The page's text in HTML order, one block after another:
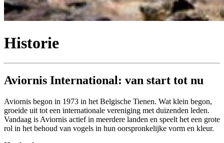
Historie
Aviornis International: van start tot nu
Aviornis begon in 1973 in het Belgische Tienen. Wat klein begon,
groeide uit tot een internationale vereniging met duizenden leden.
Vandaag is Aviornis actief in meerdere landen en speelt het een grote
rol in het behoud van vogels in hun oorspronkelijke vorm en kleur.